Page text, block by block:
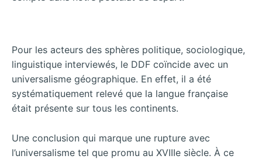
Pour les acteurs des sphères politique, sociologique,
linguistique interviewés, le DDF coïncide avec un
universalisme géographique. En effet, il a été
systématiquement relevé que la langue française
était présente sur tous les continents.
Une conclusion qui marque une rupture avec
l’universalisme tel que promu au XVIIIe siècle. À ce